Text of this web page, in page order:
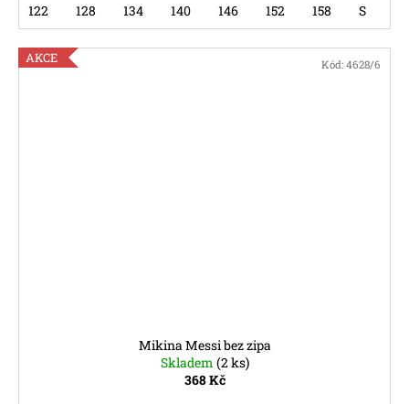
122 128 134 140 146 152 158 S
AKCE
Mikina Messi bez zipa
Skladem (2 ks)
368 Kč
Kód: 4628/6